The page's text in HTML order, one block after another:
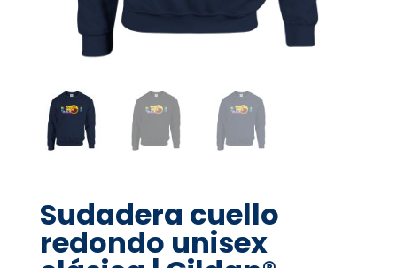
Sudadera cuello
redondo unisex